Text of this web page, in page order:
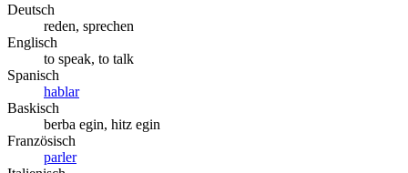
Deutsch
reden, sprechen
Englisch
to speak, to talk
Spanisch
hablar
Baskisch
berba egin, hitz egin
Französisch
parler